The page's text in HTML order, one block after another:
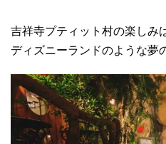
吉祥寺プティット村の楽しみ
ディズニーランドのような夢